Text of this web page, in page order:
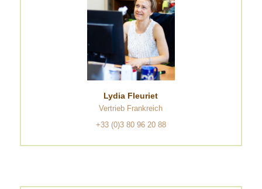
Lydia Fleuriet
Vertrieb Frankreich
+33 (0)3 80 96 20 88